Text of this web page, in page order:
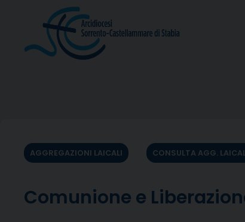
AGGREGAZIONI LAICALI CONSULTA AGG.
Comunione e